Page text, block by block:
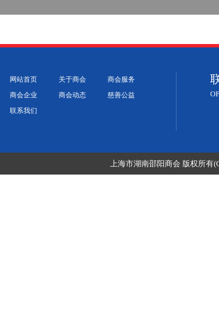
网站首页 关于商会 商会服务
商会企业 商会动态 慈善公益
联系我们
上海市湖南邵阳商会 版权所有